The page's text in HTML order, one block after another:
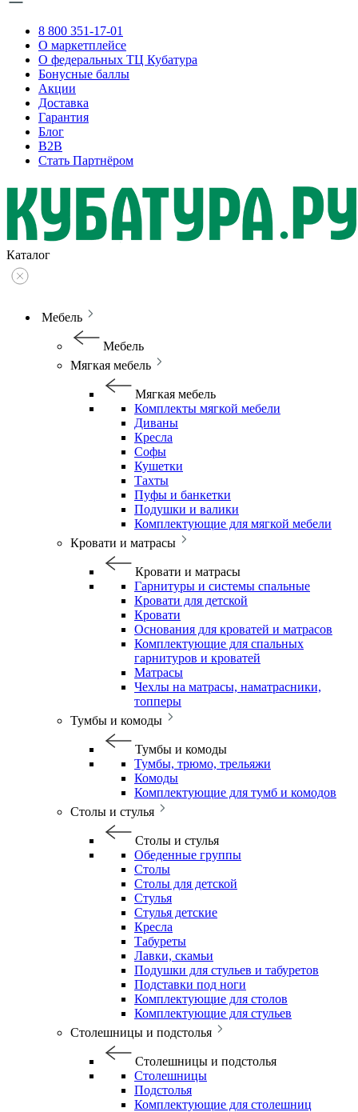
8 800 351-17-01
О маркетплейсе
О федеральных ТЦ Кубатура
Бонусные баллы
Акции
Доставка
Гарантия
Блог
B2B
Стать Партнёром
Каталог
Мебель
Мебель
Мягкая мебель
Мягкая мебель
Комплекты мягкой мебели
Диваны
Кресла
Софы
Кушетки
Тахты
Пуфы и банкетки
Подушки и валики
Комплектующие для мягкой мебели
Кровати и матрасы
Кровати и матрасы
Гарнитуры и системы спальные
Кровати для детской
Кровати
Основания для кроватей и матрасов
Комплектующие для спальных
гарнитуров и кроватей
Матрасы
Чехлы на матрасы, наматрасники,
топперы
Тумбы и комоды
Тумбы и комоды
Тумбы, трюмо, трельяжи
Комоды
Комплектующие для тумб и комодов
Столы и стулья
Столы и стулья
Обеденные группы
Столы
Столы для детской
Стулья
Стулья детские
Кресла
Табуреты
Лавки, скамьи
Подушки для стульев и табуретов
Подставки под ноги
Комплектующие для столов
Комплектующие для стульев
Столешницы и подстолья
Столешницы и подстолья
Столешницы
Подстолья
Комплектующие для столешниц